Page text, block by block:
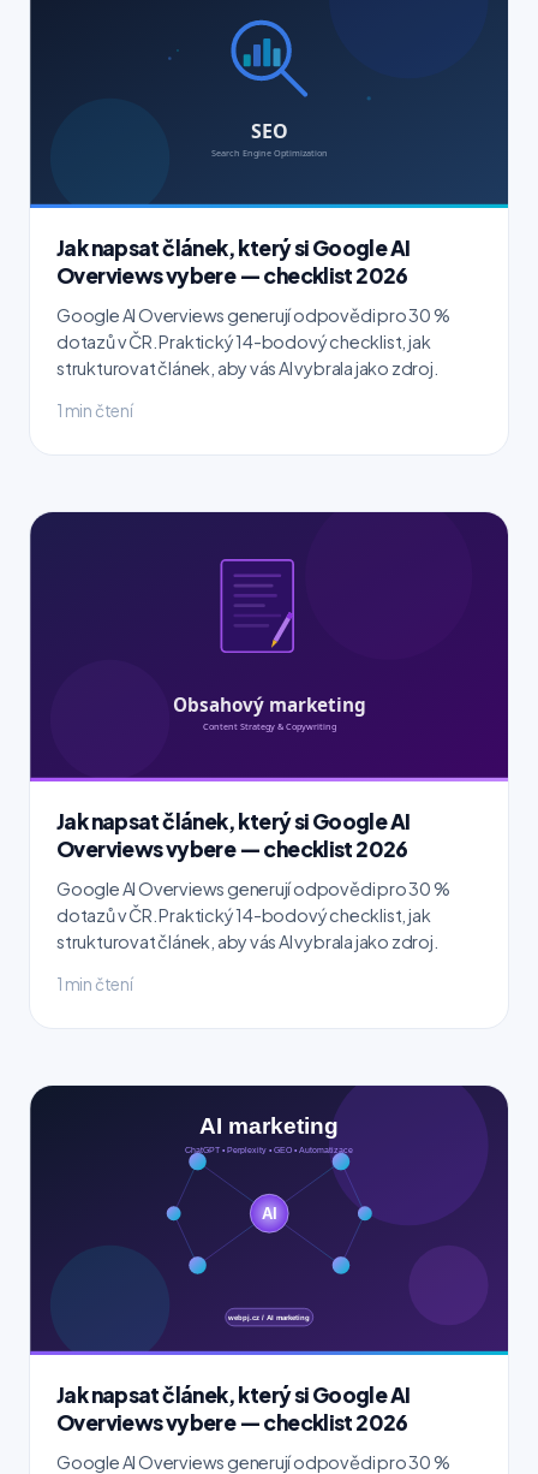
Jak napsat článek, který si Google AI
Overviews vybere — checklist 2026
Google AI Overviews generují odpovědi pro 30 %
dotazů v ČR. Praktický 14-bodový checklist, jak
strukturovat článek, aby vás AI vybrala jako zdroj.
1 min čtení
Jak napsat článek, který si Google AI
Overviews vybere — checklist 2026
Google AI Overviews generují odpovědi pro 30 %
dotazů v ČR. Praktický 14-bodový checklist, jak
strukturovat článek, aby vás AI vybrala jako zdroj.
1 min čtení
Jak napsat článek, který si Google AI
Overviews vybere — checklist 2026
Google AI Overviews generují odpovědi pro 30 %